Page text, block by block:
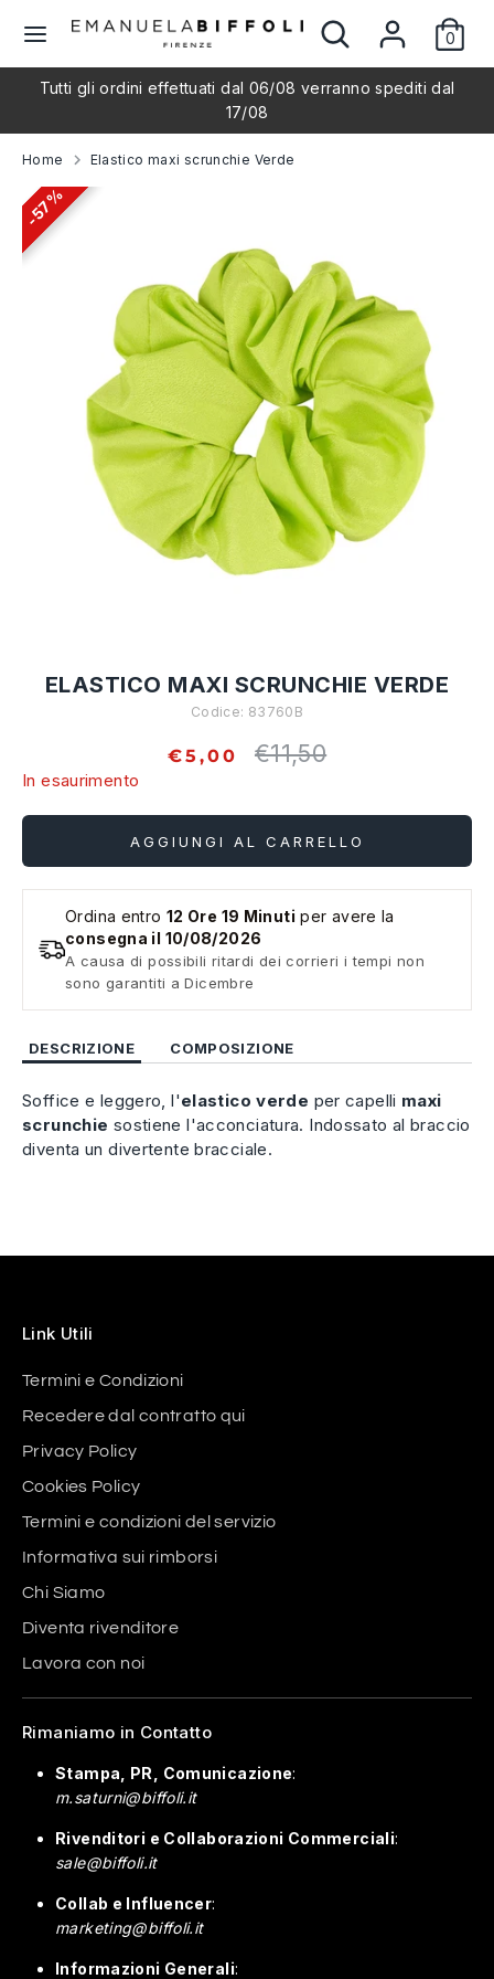
Cerca
Cerca
nostro
negozio
0
L
n
g
u
nel
nostro
Tutti gli ordini effettuati dal 06/08 verranno spediti dal
17/08
Home Elastico maxi scrunchie Verde
57%
57%
ELASTICO MAXI SCRUNCHIE VERDE
Codice: 83760B
€5,00
Prezzo
€11,50
In esaurimento
AGGIUNGI AL CARRELLO
Ordina entro 12 Ore 19 Minuti per avere la
consegna il 10/08/2026
A causa di possibili ritardi dei corrieri i tempi non
sono garantiti a Dicembre
DESCRIZIONE COMPOSIZIONE
Soffice e leggero, l'elastico verde per capelli maxi
scrunchie sostiene l'acconciatura. Indossato al braccio
diventa un divertente bracciale.
Link Utili
Termini e Condizioni
Recedere dal contratto qui
Privacy Policy
Cookies Policy
Termini e condizioni del servizio
Informativa sui rimborsi
Chi Siamo
Diventa rivenditore
Lavora con noi
Rimaniamo in Contatto
Stampa, PR, Comunicazione:
m.saturni@biffoli.it
Rivenditori e Collaborazioni Commerciali:
sale@biffoli.it
Collab e Influencer:
marketing@biffoli.it
Informazioni Generali: